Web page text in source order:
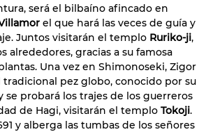
será el bilbaíno afincado en
el que hará las veces de guía y
Juntos visitarán el templo Ruriko-ji,
alrededores, gracias a su famosa
Una vez en Shimonoseki, Zigor
pez globo, conocido por su
se probará los trajes de los guerreros
de Hagi, visitarán el templo Tokoji.
y alberga las tumbas de los señores